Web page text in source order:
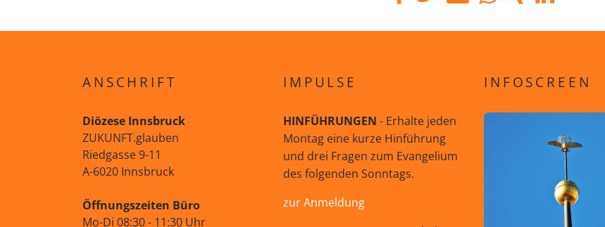
ANSCHRIFT
Diözese Innsbruck
ZUKUNFT.glauben
Riedgasse 9-11
A-6020 Innsbruck
Öffnungszeiten Büro
Mo-Di 08:30 - 11:30 Uhr
IMPULSE
HINFÜHRUNGEN - Erhalte jeden
Montag eine kurze Hinführung
und drei Fragen zum Evangelium
des folgenden Sonntags.
zur Anmeldung
INFOSCREEN